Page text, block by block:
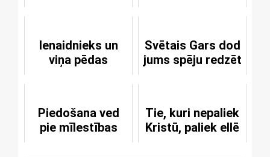
Ienaidnieks un
viņa pēdas
Svētais Gars dod
jums spēju redzēt
Piedošana ved
pie mīlestības
Tie, kuri nepaliek
Kristū, paliek ellē